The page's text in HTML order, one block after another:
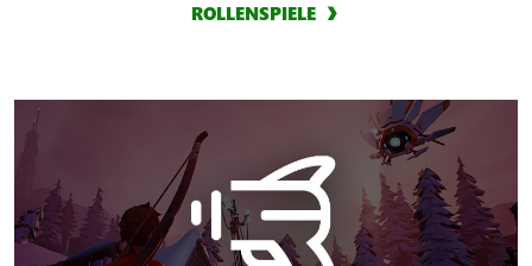
ROLLENSPIELE